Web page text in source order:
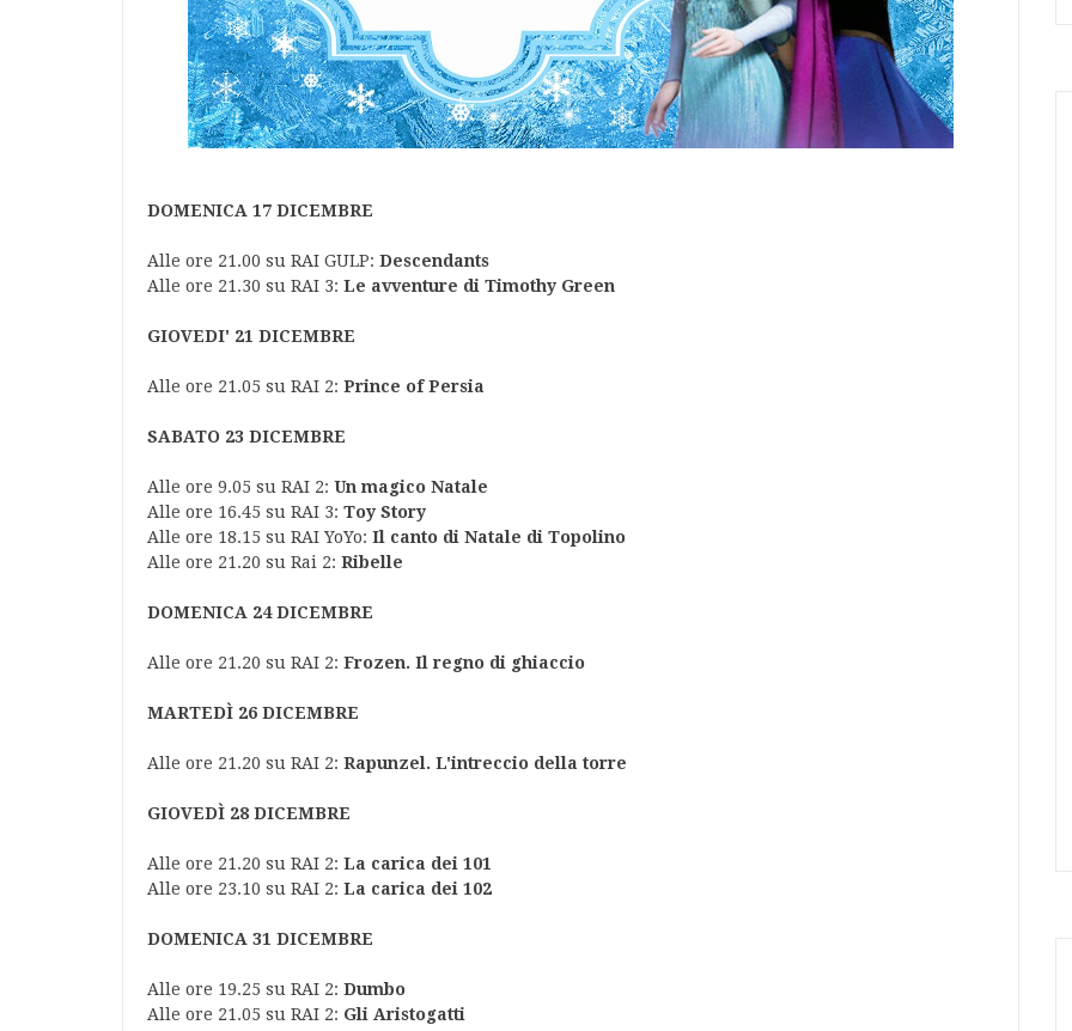
DOMENICA 17 DICEMBRE
Alle ore 21.00 su RAI GULP: Descendants
Alle ore 21.30 su RAI 3: Le avventure di Timothy Green
GIOVEDI' 21 DICEMBRE
Alle ore 21.05 su RAI 2: Prince of Persia
SABATO 23 DICEMBRE
Alle ore 9.05 su RAI 2: Un magico Natale
Alle ore 16.45 su RAI 3: Toy Story
Alle ore 18.15 su RAI YoYo: Il canto di Natale di Topolino
Alle ore 21.20 su Rai 2: Ribelle
DOMENICA 24 DICEMBRE
Alle ore 21.20 su RAI 2: Frozen. Il regno di ghiaccio
MARTEDÌ 26 DICEMBRE
Alle ore 21.20 su RAI 2: Rapunzel. L'intreccio della torre
GIOVEDÌ 28 DICEMBRE
Alle ore 21.20 su RAI 2: La carica dei 101
Alle ore 23.10 su RAI 2: La carica dei 102
DOMENICA 31 DICEMBRE
Alle ore 19.25 su RAI 2: Dumbo
Alle ore 21.05 su RAI 2: Gli Aristogatti